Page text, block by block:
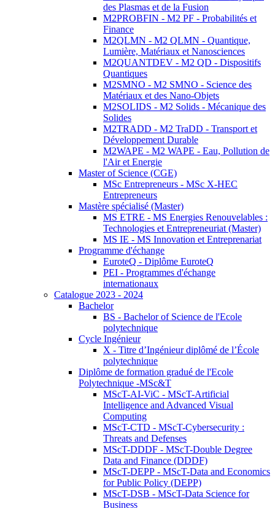
des Plasmas et de la Fusion
M2PROBFIN - M2 PF - Probabilités et
Finance
M2QLMN - M2 QLMN - Quantique,
Lumière, Matériaux et Nanosciences
M2QUANTDEV - M2 QD - Dispositifs
Quantiques
M2SMNO - M2 SMNO - Science des
Matériaux et des Nano-Objets
M2SOLIDS - M2 Solids - Mécanique des
Solides
M2TRADD - M2 TraDD - Transport et
Développement Durable
M2WAPE - M2 WAPE - Eau, Pollution de
l'Air et Energie
Master of Science (CGE)
MSc Entrepreneurs - MSc X-HEC
Entrepreneurs
Mastère spécialisé (Master)
MS ETRE - MS Energies Renouvelables :
Technologies et Entrepreneuriat (Master)
MS IE - MS Innovation et Entreprenariat
Programme d'échange
EuroteQ - Diplôme EuroteQ
PEI - Programmes d'échange
internationaux
Catalogue 2023 - 2024
Bachelor
BS - Bachelor of Science de l'Ecole
polytechnique
Cycle Ingénieur
X - Titre d’Ingénieur diplômé de l’École
polytechnique
Diplôme de formation gradué de l'Ecole
Polytechnique -MSc&T
MScT-AI-ViC - MScT-Artificial
Intelligence and Advanced Visual
Computing
MScT-CTD - MScT-Cybersecurity :
Threats and Defenses
MScT-DDDF - MScT-Double Degree
Data and Finance (DDDF)
MScT-DEPP - MScT-Data and Economics
for Public Policy (DEPP)
MScT-DSB - MScT-Data Science for
Business